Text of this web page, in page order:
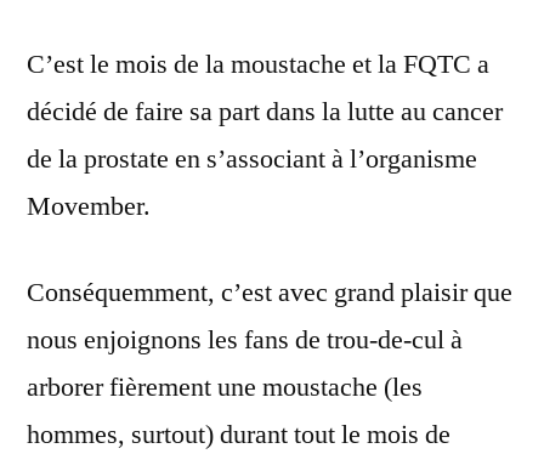
une
bonne
C’est le mois de la moustache et la FQTC a
décidé de faire sa part dans la lutte au cancer
de la prostate en s’associant à l’organisme
Movember.
Conséquemment, c’est avec grand plaisir que
nous enjoignons les fans de trou-de-cul à
arborer fièrement une moustache (les
hommes, surtout) durant tout le mois de